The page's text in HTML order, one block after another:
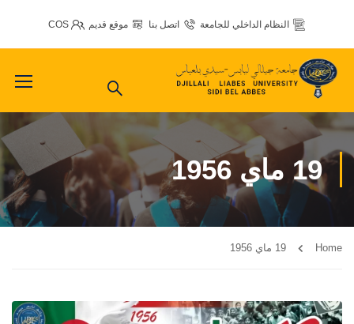
النظام الداخلي للجامعة اتصل بنا موقع قديم COS
19 ماي 1956
Home 19 ماي 1956